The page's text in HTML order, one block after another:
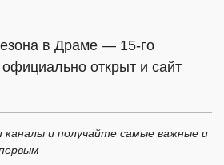
в Драме — 15-го
открыт и сайт
и получайте самые важные и